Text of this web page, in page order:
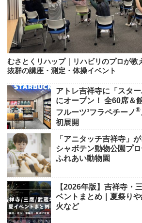
むさとくリハップ｜リハビリのプロが教
抜群の講座・測定・体操イベント
アトレ吉祥寺に「スタ
にオープン！ 全60席＆
フルーツ³フラペチーノ®
初展開
「アニタッチ吉祥寺」
シャボテン動物公園プ
ふれあい動物園
【2026年版】吉祥寺・
ベントまとめ｜夏祭り
火など